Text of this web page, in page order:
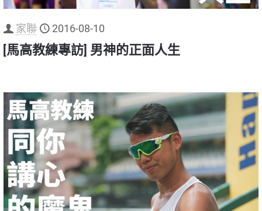
家聯 2016-08-10
[馬高教練專訪] 男神的正面人生